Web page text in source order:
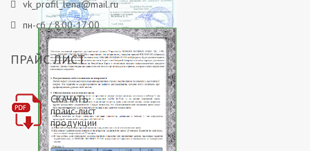
Сертификат о происхождении
товара 2
vk_profil_lena@mail.ru
пн-сб / 8:00-17:00
ПРАЙС ЛИСТ
СКАЧАТЬ
прайс-лист
продукции